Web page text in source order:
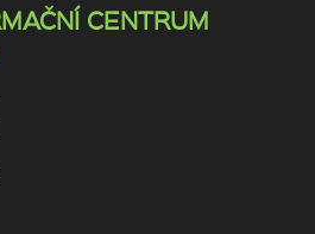
CENTRUM